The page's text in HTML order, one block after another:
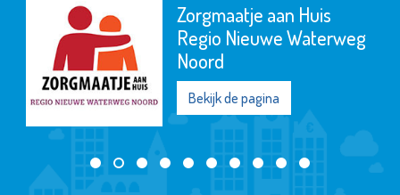
Zorgmaatje aan Huis
Regio Nieuwe Waterweg
Noord
Bekijk de pagina